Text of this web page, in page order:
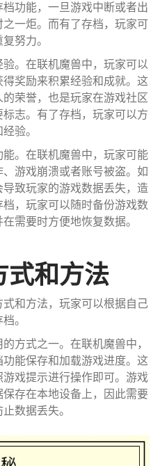
功能，一旦游戏中断或者出
一炬。而有了存档，玩家可
努力。
。在联机魔兽中，玩家可以
奖励来积累经验和成就。这
荣誉，也是玩家在游戏社区
志。有了存档，玩家可以方
验。
。在联机魔兽中，玩家可能
游戏崩溃或者账号被盗。如
致玩家的游戏数据丢失，造
，玩家可以随时备份游戏数
需要时方便地恢复数据。
式和方法
和方法，玩家可以根据自己
。
方式之一。在联机魔兽中，
能保存和加载游戏进度。这
戏提示进行操作即可。游戏
存在本地设备上，因此需要
数据丢失。